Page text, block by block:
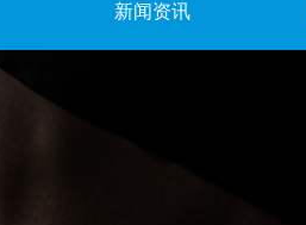
新闻资讯